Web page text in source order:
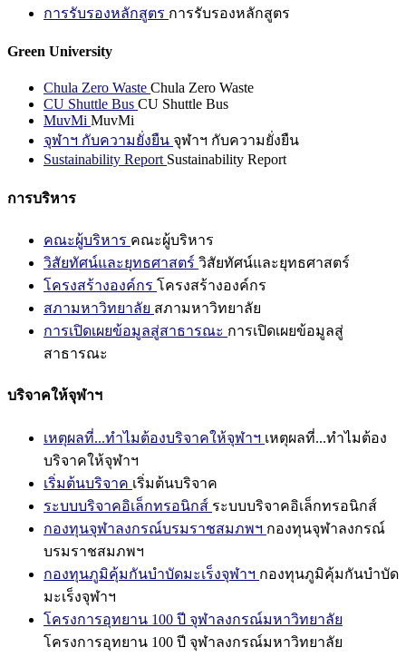
การรับรองหลักสูตร การรับรองหลักสูตร
Green University
Chula Zero Waste Chula Zero Waste
CU Shuttle Bus CU Shuttle Bus
MuvMi MuvMi
จุฬาฯ กับความยั่งยืน จุฬาฯ กับความยั่งยืน
Sustainability Report Sustainability Report
การบริหาร
คณะผู้บริหาร คณะผู้บริหาร
วิสัยทัศน์และยุทธศาสตร์ วิสัยทัศน์และยุทธศาสตร์
โครงสร้างองค์กร โครงสร้างองค์กร
สภามหาวิทยาลัย สภามหาวิทยาลัย
การเปิดเผยข้อมูลสู่สาธารณะ การเปิดเผยข้อมูลสู่
สาธารณะ
บริจาคให้จุฬาฯ
เหตุผลที่...ทำไมต้องบริจาคให้จุฬาฯ เหตุผลที่...ทำไมต้อง
บริจาคให้จุฬาฯ
เริ่มต้นบริจาค เริ่มต้นบริจาค
ระบบบริจาคอิเล็กทรอนิกส์ ระบบบริจาคอิเล็กทรอนิกส์
กองทุนจุฬาลงกรณ์บรมราชสมภพฯ กองทุนจุฬาลงกรณ์
บรมราชสมภพฯ
กองทุนภูมิคุ้มกันบำบัดมะเร็งจุฬาฯ กองทุนภูมิคุ้มกันบำบัด
มะเร็งจุฬาฯ
โครงการอุทยาน 100 ปี จุฬาลงกรณ์มหาวิทยาลัย
โครงการอุทยาน 100 ปี จุฬาลงกรณ์มหาวิทยาลัย